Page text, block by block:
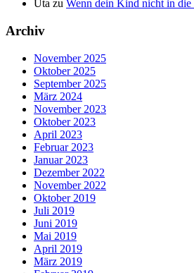
Uta zu Wenn dein Kind nicht in
Archiv
November 2025
Oktober 2025
September 2025
März 2024
November 2023
Oktober 2023
April 2023
Februar 2023
Januar 2023
Dezember 2022
November 2022
Oktober 2019
Juli 2019
Juni 2019
Mai 2019
April 2019
März 2019